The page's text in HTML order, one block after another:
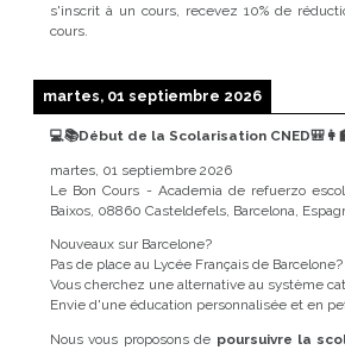
s'inscrit à un cours, recevez 10% de
cours.
martes, 01 septiembre 2026
💻📚Début de la Scolarisation
martes, 01 septiembre 2026
Le Bon Cours - Academia de refuerzo
Baixos, 08860 Casteldefels, Barcelona,
Nouveaux sur Barcelone?
Pas de place au Lycée Français de Barcelone?
Vous cherchez une alternative au système
Envie d'une éducation personnalisée et en
Nous vous proposons de poursuivre la